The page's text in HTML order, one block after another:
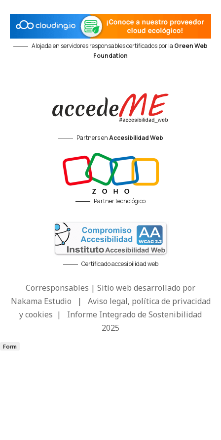
Alojada en servidores responsables certificados por la Green Web
Foundation
Partners enAccesibilidad Web
Partner tecnológico
Certificado accesibilidad web
Corresponsables | Sitio web desarrollado por
Nakama Estudio | Aviso legal, política de privacidad
y cookies | Informe Integrado de Sostenibilidad
2025
Form